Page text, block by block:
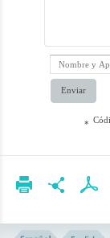
Enviar
*